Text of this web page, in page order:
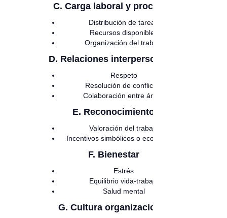
C. Carga laboral y procesos
Distribución de tareas
Recursos disponibles
Organización del trabajo
D. Relaciones interpersonales
Respeto
Resolución de conflictos
Colaboración entre áreas
E. Reconocimiento
Valoración del trabajo
Incentivos simbólicos o económicos
F. Bienestar
Estrés
Equilibrio vida-trabajo
Salud mental
G. Cultura organizacional